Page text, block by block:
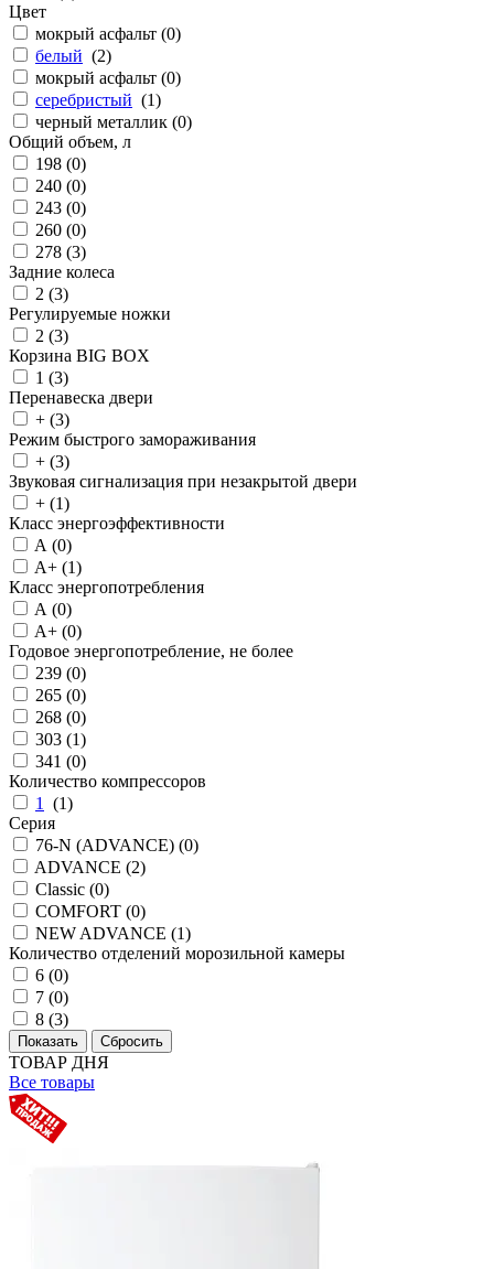
Цвет
мокрый асфальт (0)
белый (2)
мокрый асфальт (0)
серебристый (1)
черный металлик (0)
Общий объем, л
198 (0)
240 (0)
243 (0)
260 (0)
278 (3)
Задние колеса
2 (3)
Регулируемые ножки
2 (3)
Корзина BIG BOX
1 (3)
Перенавеска двери
+ (3)
Режим быстрого замораживания
+ (3)
Звуковая сигнализация при незакрытой двери
+ (1)
Класс энергоэффективности
A (0)
A+ (1)
Класс энергопотребления
A (0)
A+ (0)
Годовое энергопотребление, не более
239 (0)
265 (0)
268 (0)
303 (1)
341 (0)
Количество компрессоров
1
(1)
Серия
76-N (ADVANCE) (0)
ADVANCE (2)
Classic (0)
COMFORT (0)
NEW ADVANCE (1)
Количество отделений морозильной камеры
6 (0)
7 (0)
8 (3)
ТОВАР ДНЯ
Все товары